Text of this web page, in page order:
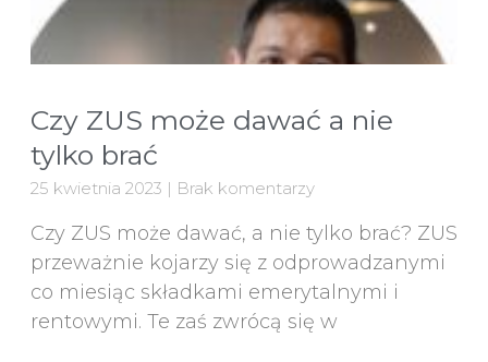
Czy ZUS może dawać a nie
tylko brać
25 kwietnia 2023 Brak komentarzy
Czy ZUS może dawać, a nie tylko brać? ZUS
przeważnie kojarzy się z odprowadzanymi
co miesiąc składkami emerytalnymi i
rentowymi. Te zaś zwrócą się w